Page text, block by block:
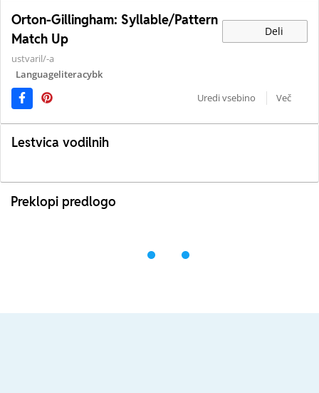
Orton-Gillingham: Syllable/Pattern
Match Up
Deli
ustvaril/-a
Languageliteracybk
Uredi vsebino
Več
Lestvica vodilnih
Preklopi predlogo